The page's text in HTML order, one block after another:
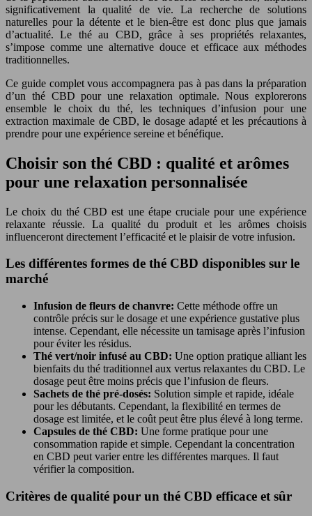
significativement la qualité de vie. La recherche de solutions
naturelles pour la détente et le bien-être est donc plus que jamais
d’actualité. Le thé au CBD, grâce à ses propriétés relaxantes,
s’impose comme une alternative douce et efficace aux méthodes
traditionnelles.
Ce guide complet vous accompagnera pas à pas dans la préparation
d’un thé CBD pour une relaxation optimale. Nous explorerons
ensemble le choix du thé, les techniques d’infusion pour une
extraction maximale de CBD, le dosage adapté et les précautions à
prendre pour une expérience sereine et bénéfique.
Choisir son thé CBD : qualité et arômes
pour une relaxation personnalisée
Le choix du thé CBD est une étape cruciale pour une expérience
relaxante réussie. La qualité du produit et les arômes choisis
influenceront directement l’efficacité et le plaisir de votre infusion.
Les différentes formes de thé CBD disponibles sur le
marché
Infusion de fleurs de chanvre: Cette méthode offre un
contrôle précis sur le dosage et une expérience gustative plus
intense. Cependant, elle nécessite un tamisage après l’infusion
pour éviter les résidus.
Thé vert/noir infusé au CBD: Une option pratique alliant les
bienfaits du thé traditionnel aux vertus relaxantes du CBD. Le
dosage peut être moins précis que l’infusion de fleurs.
Sachets de thé pré-dosés: Solution simple et rapide, idéale
pour les débutants. Cependant, la flexibilité en termes de
dosage est limitée, et le coût peut être plus élevé à long terme.
Capsules de thé CBD: Une forme pratique pour une
consommation rapide et simple. Cependant la concentration
en CBD peut varier entre les différentes marques. Il faut
vérifier la composition.
Critères de qualité pour un thé CBD efficace et sûr